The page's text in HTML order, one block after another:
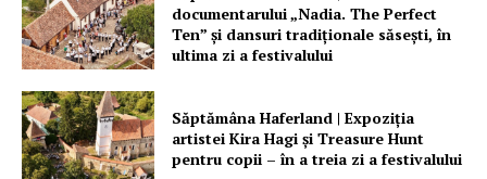
documentarului „Nadia. The Perfect
Ten” şi dansuri tradiţionale săseşti, în
ultima zi a festivalului
Săptămâna Haferland | Expoziţia
artistei Kira Hagi şi Treasure Hunt
pentru copii – în a treia zi a festivalului